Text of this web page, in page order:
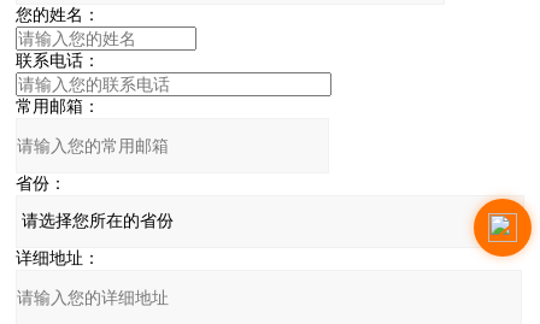
您的姓名：
联系电话：
常用邮箱：
省份：
详细地址：